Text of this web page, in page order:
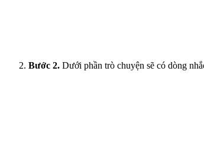
Bước 2. Dưới phần trò chuyện sẽ có dòng